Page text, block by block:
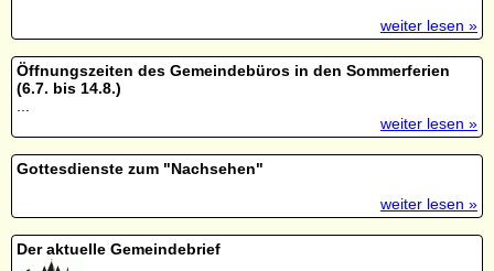
weiter lesen »
Öffnungszeiten des Gemeindebüros in den Sommerferien
(6.7. bis 14.8.)
weiter lesen »
Gottesdienste zum "Nachsehen"
weiter lesen »
Der aktuelle Gemeindebrief